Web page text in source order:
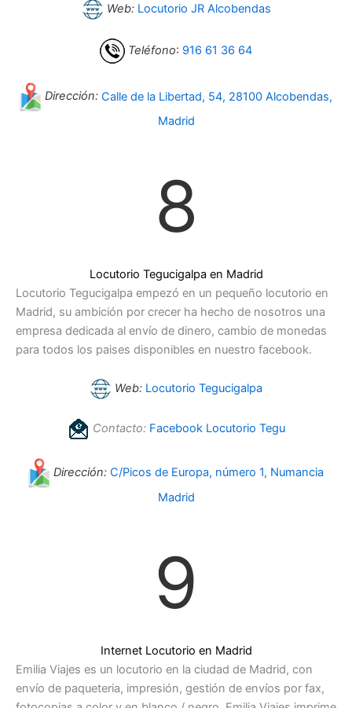
Web: Locutorio JR Alcobendas
Teléfono: 916 61 36 64
Dirección: Calle de la Libertad, 54, 28100 Alcobendas,
Madrid
8
Locutorio Tegucigalpa en Madrid
Locutorio Tegucigalpa empezó en un pequeño locutorio en
Madrid, su ambición por crecer ha hecho de nosotros una
empresa dedicada al envío de dinero, cambio de monedas
para todos los paises disponibles en nuestro facebook.
Web: Locutorio Tegucigalpa
Contacto: Facebook Locutorio Tegu
Dirección: C/Picos de Europa, número 1, Numancia
Madrid
9
Internet Locutorio en Madrid
Emilia Viajes es un locutorio en la ciudad de Madrid, con
envío de paqueteria, impresión, gestión de envíos por fax,